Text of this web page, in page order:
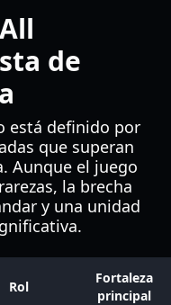
de
está definido por
que superan
Aunque el juego
la brecha
y una unidad
Rol
Fortaleza
principal